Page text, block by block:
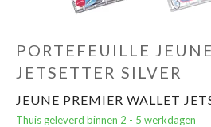
PORTEFEUILLE
JETSETTER SILVER
JEUNE PREMIER WALLET
Thuis geleverd binnen 2 - 5 werkdagen